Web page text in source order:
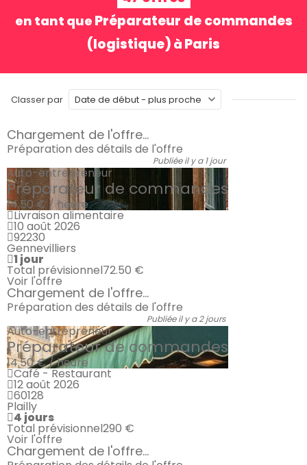
en tant que Préparateur de commandes
(logistique) à Paris
Classer par
Chargement de l'offre...
Préparation des détails de l'offre
Publiée il y a 1 jour
Auto-entrepreneur
Préparateur de commandes
14.50 € / heure
Livraison alimentaire
10 août 2026
92230
Gennevilliers
1 jour
Total prévisionnel72.50 €
Voir l'offre
Chargement de l'offre...
Préparation des détails de l'offre
Publiée il y a 2 jours
Auto-entrepreneur
Préparateur de commandes
14.50 € / heure
Café - Restaurant
12 août 2026
60128
Plailly
4 jours
Total prévisionnel290 €
Voir l'offre
Chargement de l'offre...